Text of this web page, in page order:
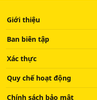
Giới thiệu
Ban biên tập
Xác thực
Quy chế hoạt động
Chính sách bảo mật